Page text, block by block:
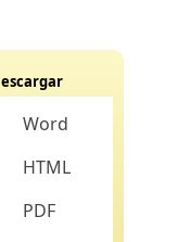
Word
HTML
PDF